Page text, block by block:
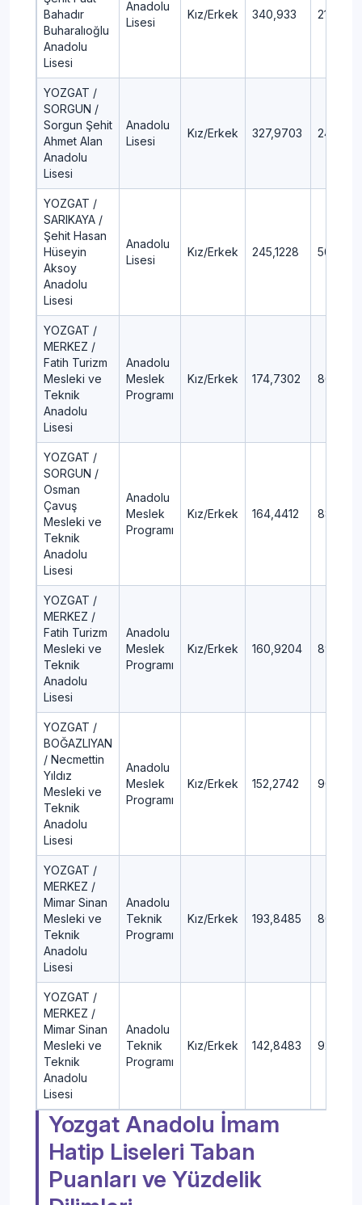
Bahadır
Buharalıoğlu
Anadolu
Lisesi
Anadolu
Lisesi
Kız/Erkek 340,933 21,8
YOZGAT /
SORGUN /
Sorgun Şehit
Ahmet Alan
Anadolu
Lisesi
Anadolu
Lisesi
Kız/Erkek 327,9703 24,66
YOZGAT /
SARIKAYA /
Şehit Hasan
Hüseyin
Aksoy
Anadolu
Lisesi
Anadolu
Lisesi
Kız/Erkek 245,1228 50,42
YOZGAT /
MERKEZ /
Fatih Turizm
Mesleki ve
Teknik
Anadolu
Lisesi
Anadolu
Meslek
Programı
Kız/Erkek 174,7302 86,51
YOZGAT /
SORGUN /
Osman
Çavuş
Mesleki ve
Teknik
Anadolu
Lisesi
Anadolu
Meslek
Programı
Kız/Erkek 164,4412 88,36
YOZGAT /
MERKEZ /
Fatih Turizm
Mesleki ve
Teknik
Anadolu
Lisesi
Anadolu
Meslek
Programı
Kız/Erkek 160,9204 89
YOZGAT /
BOĞAZLIYAN
/ Necmettin
Yıldız
Mesleki ve
Teknik
Anadolu
Lisesi
Anadolu
Meslek
Programı
Kız/Erkek 152,2742 90,56
YOZGAT /
MERKEZ /
Mimar Sinan
Mesleki ve
Teknik
Anadolu
Lisesi
Anadolu
Teknik
Programı
Kız/Erkek 193,8485 80,05
YOZGAT /
MERKEZ /
Mimar Sinan
Mesleki ve
Teknik
Anadolu
Lisesi
Anadolu
Teknik
Programı
Kız/Erkek 142,8483 92,26
Yozgat Anadolu İmam
Hatip Liseleri Taban
Puanları ve Yüzdelik